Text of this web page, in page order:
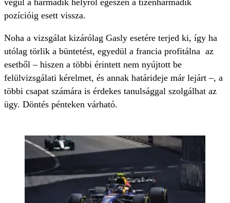
végül a harmadik helyről egészen a tizenharmadik
pozícióig esett vissza.
Noha a vizsgálat kizárólag Gasly esetére terjed ki, így ha
utólag törlik a büntetést, egyedül a francia profitálna az
esetből – hiszen a többi érintett nem nyújtott be
felülvizsgálati kérelmet, és annak határideje már lejárt –, a
többi csapat számára is érdekes tanulsággal szolgálhat az
ügy. Döntés pénteken várható.